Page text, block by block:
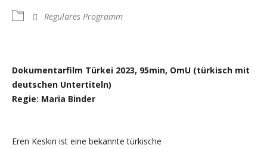
Reguläres Programm
Dokumentarfilm Türkei 2023, 95min, OmU (türkisch mit
deutschen Untertiteln)
Regie: Maria Binder
Eren Keskin ist eine bekannte türkische